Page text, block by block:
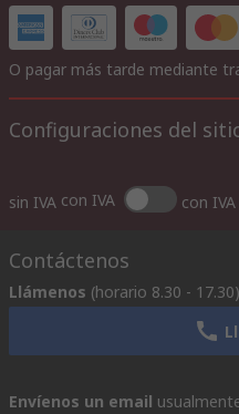
O pagar más tarde mediante
Configuraciones del
sin IVA con IVA con IVA
Contáctenos
Llámenos (horario 8.30 - 17.30)
Envíenos un email